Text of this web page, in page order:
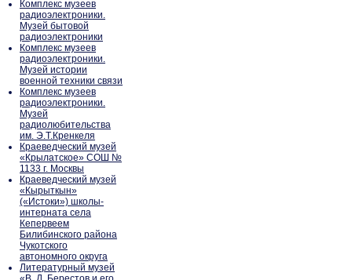
Комплекс музеев
радиоэлектроники.
Музей бытовой
радиоэлектроники
Комплекс музеев
радиоэлектроники.
Музей истории
военной техники связи
Комплекс музеев
радиоэлектроники.
Музей
радиолюбительства
им. Э.Т.Кренкеля
Краеведческий музей
«Крылатское» СОШ №
1133 г. Москвы
Краеведческий музей
«Кырыткын»
(«Истоки») школы-
интерната села
Кепервеем
Билибинского района
Чукотского
автономного округа
Литературный музей